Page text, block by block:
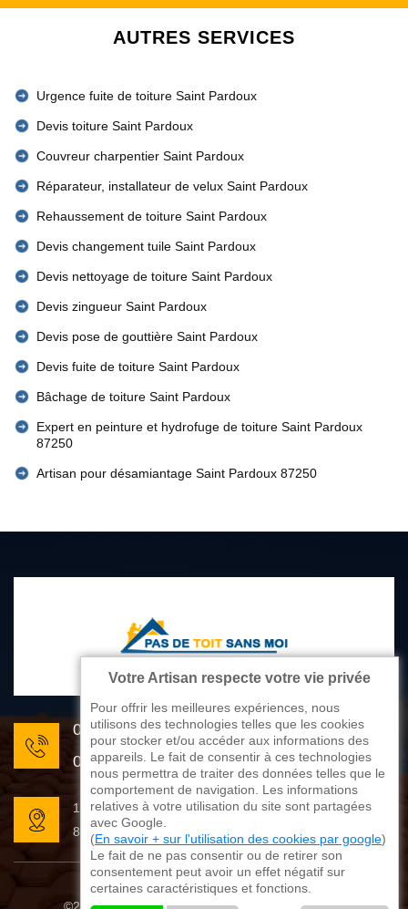
AUTRES SERVICES
Urgence fuite de toiture Saint Pardoux
Devis toiture Saint Pardoux
Couvreur charpentier Saint Pardoux
Réparateur, installateur de velux Saint Pardoux
Rehaussement de toiture Saint Pardoux
Devis changement tuile Saint Pardoux
Devis nettoyage de toiture Saint Pardoux
Devis zingueur Saint Pardoux
Devis pose de gouttière Saint Pardoux
Devis fuite de toiture Saint Pardoux
Bâchage de toiture Saint Pardoux
Expert en peinture et hydrofuge de toiture Saint Pardoux
87250
Artisan pour désamiantage Saint Pardoux 87250
05 33 06 22 81
07 80 33 28 62
176 avenue de Limoges
87270 Couzeix
Votre Artisan respecte votre vie privée
Pour offrir les meilleures expériences, nous
utilisons des technologies telles que les cookies
pour stocker et/ou accéder aux informations des
appareils. Le fait de consentir à ces technologies
nous permettra de traiter des données telles que le
comportement de navigation. Les informations
relatives à votre utilisation du site sont partagées
avec Google.
(En savoir + sur l'utilisation des cookies par google)
Le fait de ne pas consentir ou de retirer son
consentement peut avoir un effet négatif sur
certaines caractéristiques et fonctions.